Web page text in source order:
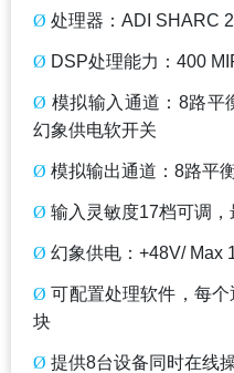
Ø 处理器：ADI SHARC
Ø DSP处理能力：400
Ø 模拟输入通道：8路平
幻象供电软开关
Ø 模拟输出通道：8路平
Ø 输入灵敏度17档可调
Ø 幻象供电：+48V/ Max
Ø 可配置处理软件，每
块
Ø 提供8台设备同时在线